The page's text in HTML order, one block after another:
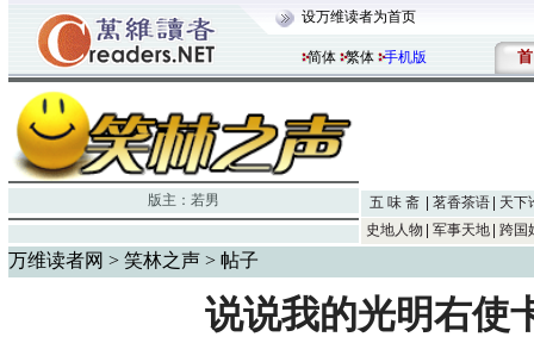
设万维读者为首页
简体 繁体 手机版 首
版主： 若男 五 味 斋 茗香茶语
天下
史地人物
军事天地 跨国
万维读者网 > 笑林之声 > 帖子
说说我的光明右使